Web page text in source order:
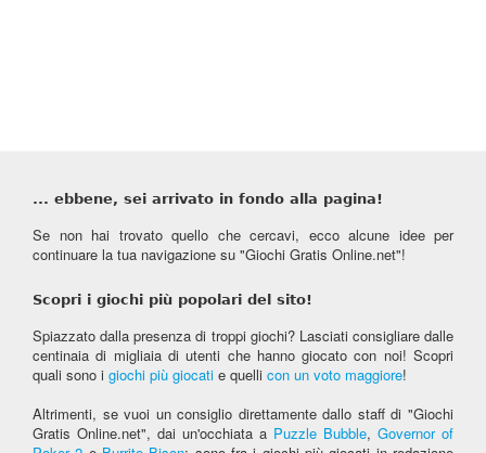
... ebbene, sei arrivato in fondo alla pagina!
Se non hai trovato quello che cercavi, ecco alcune idee per
continuare la tua navigazione su "Giochi Gratis Online.net"!
Scopri i giochi più popolari del sito!
Spiazzato dalla presenza di troppi giochi? Lasciati consigliare dalle
centinaia di migliaia di utenti che hanno giocato con noi! Scopri
quali sono i giochi più giocati e quelli con un voto maggiore!
Altrimenti, se vuoi un consiglio direttamente dallo staff di "Giochi
Gratis Online.net", dai un'occhiata a Puzzle Bubble, Governor of